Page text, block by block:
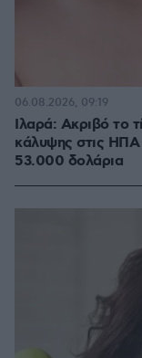
Ιλαρά: Ακριβό το
κάλυψης στις
53.000 δολάρια
06.08.2026, 09:19